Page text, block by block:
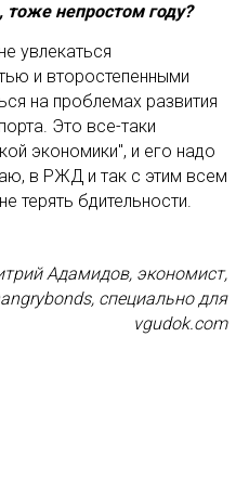
непростом году?
увлекаться
и второстепенными
на проблемах развития
Это все-таки
экономики", и его надо
в РЖД и так с этим всем
терять бдительности.
Адамидов, экономист,
специально для
vgudok.com